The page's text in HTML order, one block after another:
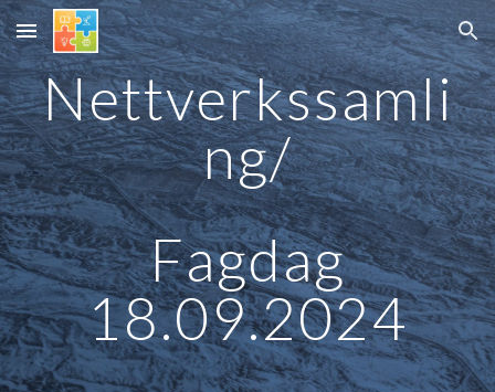
Skip to main content Skip to navigation
Nettverkssamli
ng/
Fagdag
18.09.2024